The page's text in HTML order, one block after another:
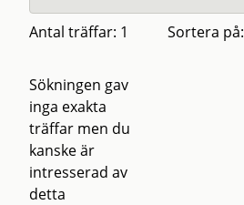
Antal träffar: 1 Sortera på:
Sökningen gav
inga exakta
träffar men du
kanske är
intresserad av
detta